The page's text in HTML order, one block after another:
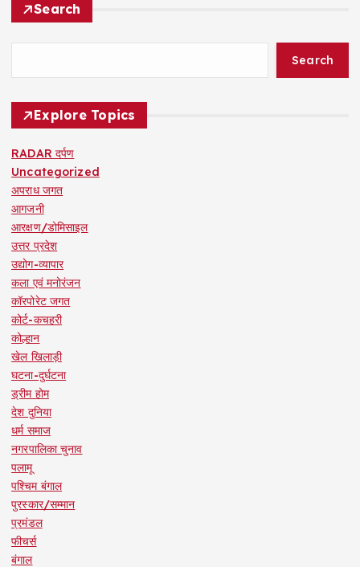
Search
Search
Explore Topics
RADAR दर्पण
Uncategorized
अपराध जगत
आगजनी
आरक्षण/डोमिसाइल
उत्तर प्रदेश
उद्योग-व्यापार
कला एवं मनोरंजन
कॉरपोरेट जगत
कोर्ट-कचहरी
कोल्हान
खेल खिलाड़ी
घटना-दुर्घटना
ड्रीम होम
देश दुनिया
धर्म समाज
नगरपालिका चुनाव
पलामू
पश्चिम बंगाल
पुरस्कार/सम्मान
प्रमंडल
फीचर्स
बंगाल